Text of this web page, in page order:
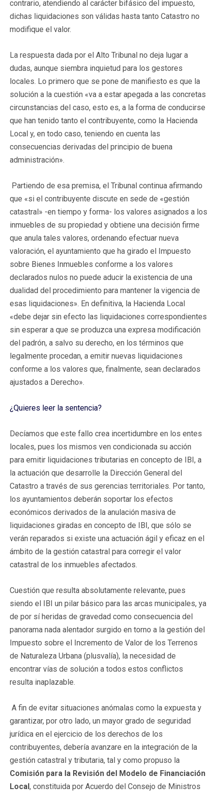
contrario, atendiendo al carácter bifásico del impuesto,
dichas liquidaciones son válidas hasta tanto Catastro no
modifique el valor.
La respuesta dada por el Alto Tribunal no deja lugar a
dudas, aunque siembra inquietud para los gestores
locales. Lo primero que se pone de manifiesto es que la
solución a la cuestión «va a estar apegada a las concretas
circunstancias del caso, esto es, a la forma de conducirse
que han tenido tanto el contribuyente, como la Hacienda
Local y, en todo caso, teniendo en cuenta las
consecuencias derivadas del principio de buena
administración».
Partiendo de esa premisa, el Tribunal continua afirmando
que «si el contribuyente discute en sede de «gestión
catastral» -en tiempo y forma- los valores asignados a los
inmuebles de su propiedad y obtiene una decisión firme
que anula tales valores, ordenando efectuar nueva
valoración, el ayuntamiento que ha girado el Impuesto
sobre Bienes Inmuebles conforme a los valores
declarados nulos no puede aducir la existencia de una
dualidad del procedimiento para mantener la vigencia de
esas liquidaciones». En definitiva, la Hacienda Local
«debe dejar sin efecto las liquidaciones correspondientes
sin esperar a que se produzca una expresa modificación
del padrón, a salvo su derecho, en los términos que
legalmente procedan, a emitir nuevas liquidaciones
conforme a los valores que, finalmente, sean declarados
ajustados a Derecho».
¿Quieres leer la sentencia?
Decíamos que este fallo crea incertidumbre en los entes
locales, pues los mismos ven condicionada su acción
para emitir liquidaciones tributarias en concepto de IBI, a
la actuación que desarrolle la Dirección General del
Catastro a través de sus gerencias territoriales. Por tanto,
los ayuntamientos deberán soportar los efectos
económicos derivados de la anulación masiva de
liquidaciones giradas en concepto de IBI, que sólo se
verán reparados si existe una actuación ágil y eficaz en el
ámbito de la gestión catastral para corregir el valor
catastral de los inmuebles afectados.
Cuestión que resulta absolutamente relevante, pues
siendo el IBI un pilar básico para las arcas municipales, ya
de por sí heridas de gravedad como consecuencia del
panorama nada alentador surgido en torno a la gestión del
Impuesto sobre el Incremento de Valor de los Terrenos
de Naturaleza Urbana (plusvalía), la necesidad de
encontrar vías de solución a todos estos conflictos
resulta inaplazable.
A fin de evitar situaciones anómalas como la expuesta y
garantizar, por otro lado, un mayor grado de seguridad
jurídica en el ejercicio de los derechos de los
contribuyentes, debería avanzare en la integración de la
gestión catastral y tributaria, tal y como propuso la
Comisión para la Revisión del Modelo de Financiación
Local, constituida por Acuerdo del Consejo de Ministros